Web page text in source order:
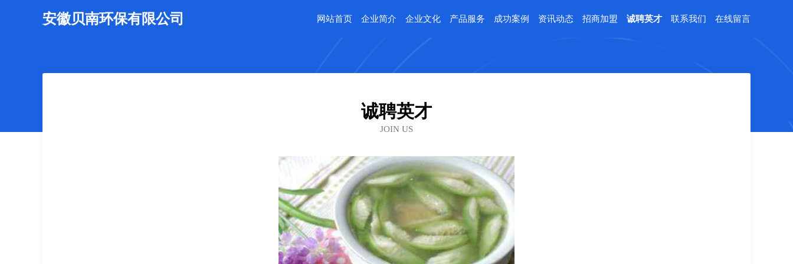
安徽贝南环保有限公司 网站首页 企业简介 企业文化 产品服务 成功案例 资讯动态 招商加盟 诚聘英才 联系我们 在线留言
诚聘英才
JOIN US